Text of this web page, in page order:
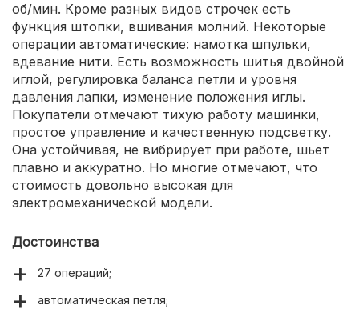
об/мин. Кроме разных видов строчек есть
функция штопки, вшивания молний. Некоторые
операции автоматические: намотка шпульки,
вдевание нити. Есть возможность шитья двойной
иглой, регулировка баланса петли и уровня
давления лапки, изменение положения иглы.
Покупатели отмечают тихую работу машинки,
простое управление и качественную подсветку.
Она устойчивая, не вибрирует при работе, шьет
плавно и аккуратно. Но многие отмечают, что
стоимость довольно высокая для
электромеханической модели.
Достоинства
27 операций;
автоматическая петля;